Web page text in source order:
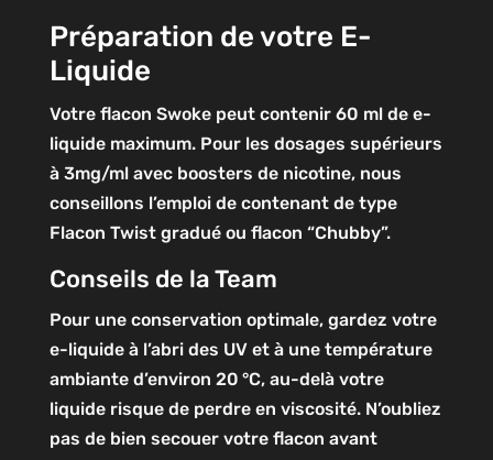
Préparation de votre E-
Liquide
Votre flacon Swoke peut contenir 60 ml de e-
liquide maximum. Pour les dosages supérieurs
à 3mg/ml avec boosters de nicotine, nous
conseillons l’emploi de contenant de type
Flacon Twist gradué ou flacon “Chubby”.
Conseils de la Team
Pour une conservation optimale, gardez votre
e-liquide à l’abri des UV et à une température
ambiante d’environ 20 °C, au-delà votre
liquide risque de perdre en viscosité. N’oubliez
pas de bien secouer votre flacon avant